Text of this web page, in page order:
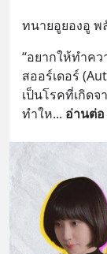
ทนายอูยองอู พ
“อยากให้ทำค
สออร์เดอร์
เป็นโรคที่เกิด
ทำให... อ่านต่อ